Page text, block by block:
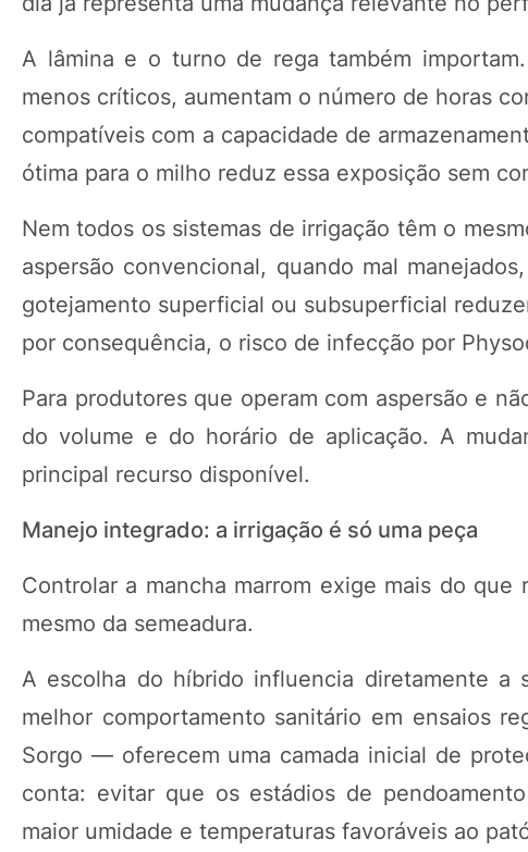
A lâmina e o turno de rega também
menos críticos, aumentam o número de horas
compatíveis com a capacidade de
ótima para o milho reduz essa exposição sem
Nem todos os sistemas de irrigação têm o
aspersão convencional, quando mal
gotejamento superficial ou subsuperficial
por consequência, o risco de infecção por
Para produtores que operam com aspersão e
do volume e do horário de aplicação. A
principal recurso disponível.
Manejo integrado: a irrigação é só uma peça
Controlar a mancha marrom exige mais do
mesmo da semeadura.
A escolha do híbrido influencia diretamente a
melhor comportamento sanitário em ensaios
Sorgo — oferecem uma camada inicial de
conta: evitar que os estádios de
maior umidade e temperaturas favoráveis ao